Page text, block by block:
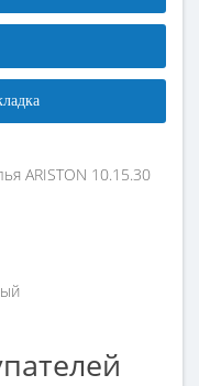
ARISTON 10.15.30